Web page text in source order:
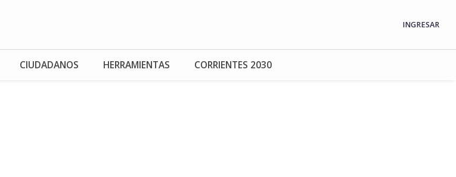
INGRESAR
CIUDADANOS HERRAMIENTAS CORRIENTES 2030